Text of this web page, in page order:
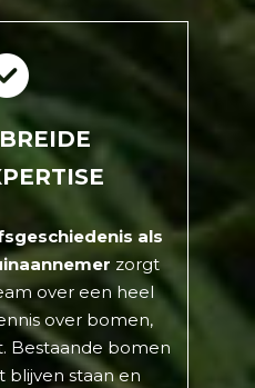
als
zorgt
over een heel
over bomen,
Bestaande bomen
staan en